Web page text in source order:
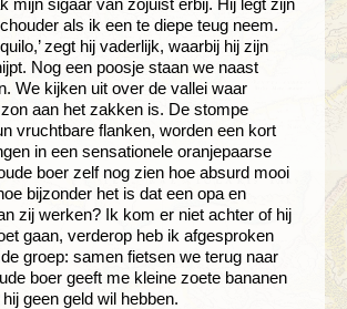
als ik een te diepe teug neem.
zegt hij vaderlijk, waarbij hij zijn
Nog een poosje staan we naast
We kijken uit over de vallei waar
aan het zakken is. De stompe
vruchtbare flanken, worden een kort
in een sensationele oranjepaarse
boer zelf nog zien hoe absurd mooi
bijzonder het is dat een opa en
zij werken? Ik kom er niet achter of hij
gaan, verderop heb ik afgesproken
groep: samen fietsen we terug naar
boer geeft me kleine zoete bananen
geen geld wil hebben.